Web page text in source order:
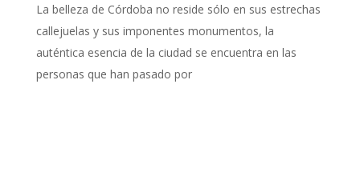
La belleza de Córdoba no reside sólo en sus estrechas
callejuelas y sus imponentes monumentos, la
auténtica esencia de la ciudad se encuentra en las
personas que han pasado por